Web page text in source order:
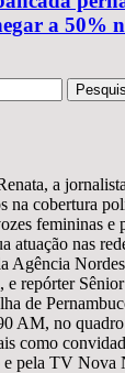
a 50%
a
na cobertura
femininas e
atuação nas
Agência
e repórter
de
AM, no
como
e pela TV Nova